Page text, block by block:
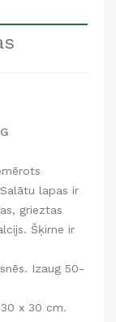
lapas ir
grieztas
Šķirne ir
Izaug 50-
x 30 cm.